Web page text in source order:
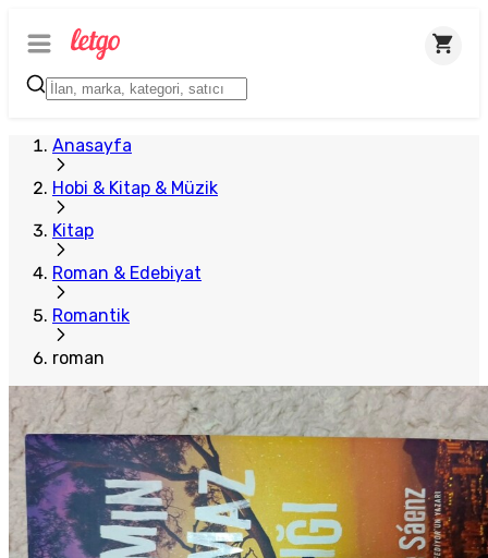
Anasayfa
Hobi & Kitap & Müzik
Kitap
Roman & Edebiyat
Romantik
roman